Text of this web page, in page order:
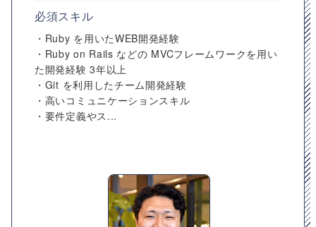
必須スキル
・Ruby を用いたWEB開発経験
・Ruby on Rails などの MVCフレームワークを用い
た開発経験 3年以上
・Git を利用したチーム開発経験
・高いコミュニケーションスキル
・要件定義やス...